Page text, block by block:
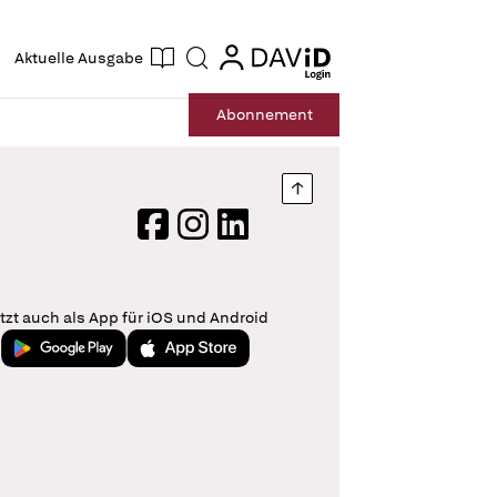
Aktuelle Ausgabe Suche login
login
Abonnement
Nach oben springen
FacebookInstagram
LinkedIn
auch als App für iOS und Android
Jetzt bei Google PlayLaden im App Store